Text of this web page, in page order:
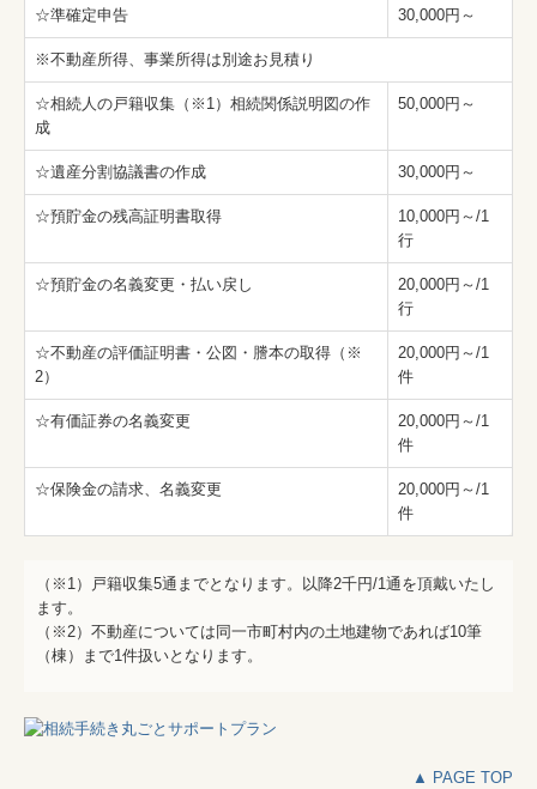
☆準確定申告 30,000円～
※不動産所得、事業所得は別途お見積り
☆相続人の戸籍収集（※1）相続関係説明図の作
成
50,000円～
☆遺産分割協議書の作成 30,000円～
☆預貯金の残高証明書取得
10,000円～/1
行
☆預貯金の名義変更・払い戻し
20,000円～/1
行
☆不動産の評価証明書・公図・謄本の取得（※
2）
20,000円～/1
件
☆有価証券の名義変更
20,000円～/1
件
☆保険金の請求、名義変更
20,000円～/1
件
（※1）戸籍収集5通までとなります。以降2千円/1通を頂戴いたし
ます。
（※2）不動産については同一市町村内の土地建物であれば10筆
（棟）まで1件扱いとなります。
▲ PAGE TOP